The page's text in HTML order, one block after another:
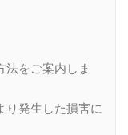
法をご案内しま
り発生した損害に